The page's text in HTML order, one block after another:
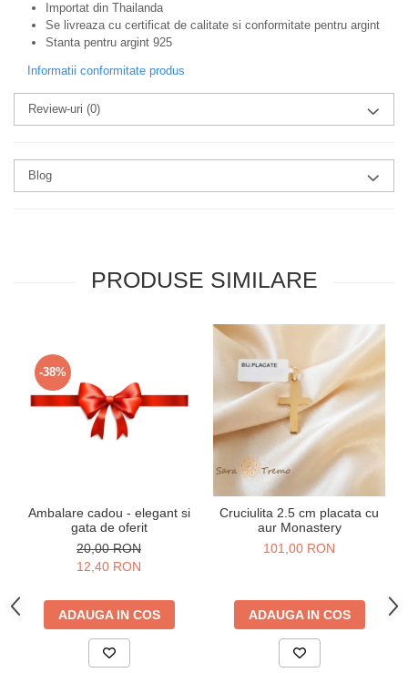
Importat din Thailanda
Se livreaza cu certificat de calitate si conformitate pentru argint
Stanta pentru argint 925
Informatii conformitate produs
Review-uri (0)
Blog
PRODUSE SIMILARE
-38%
Ambalare cadou - elegant si
gata de oferit
20,00 RON
12,40 RON
ADAUGA IN COS
Cruciulita 2.5 cm placata cu
aur Monastery
101,00 RON
ADAUGA IN COS